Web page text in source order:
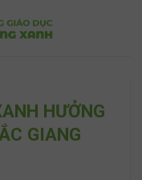
HƯỞNG
GIANG